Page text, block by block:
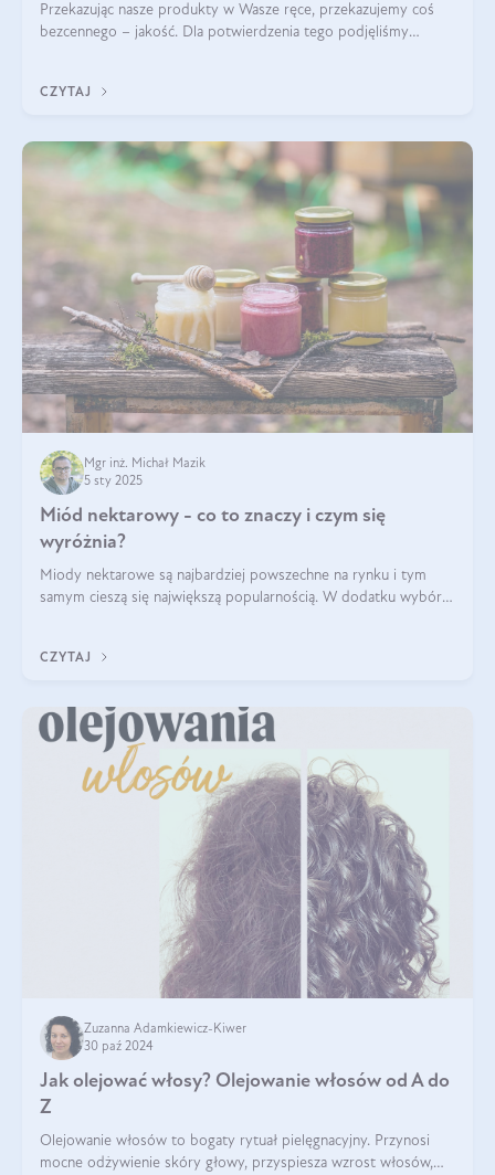
Przekazując nasze produkty w Wasze ręce, przekazujemy coś
bezcennego – jakość. Dla potwierdzenia tego podjęliśmy
CZYTAJ
Mgr inż. Michał Mazik
5 sty 2025
Miód nektarowy - co to znaczy i czym się
wyróżnia?
Miody nektarowe są najbardziej powszechne na rynku i tym
samym cieszą się największą popularnością. W dodatku wybór
CZYTAJ
Zuzanna Adamkiewicz-Kiwer
30 paź 2024
Jak olejować włosy? Olejowanie włosów od A do
Z
Olejowanie włosów to bogaty rytuał pielęgnacyjny. Przynosi
mocne odżywienie skóry głowy, przyspiesza wzrost włosów,